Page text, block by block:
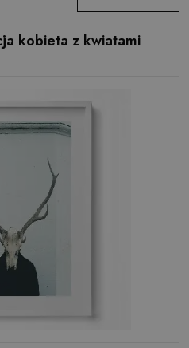
kobieta z kwiatami